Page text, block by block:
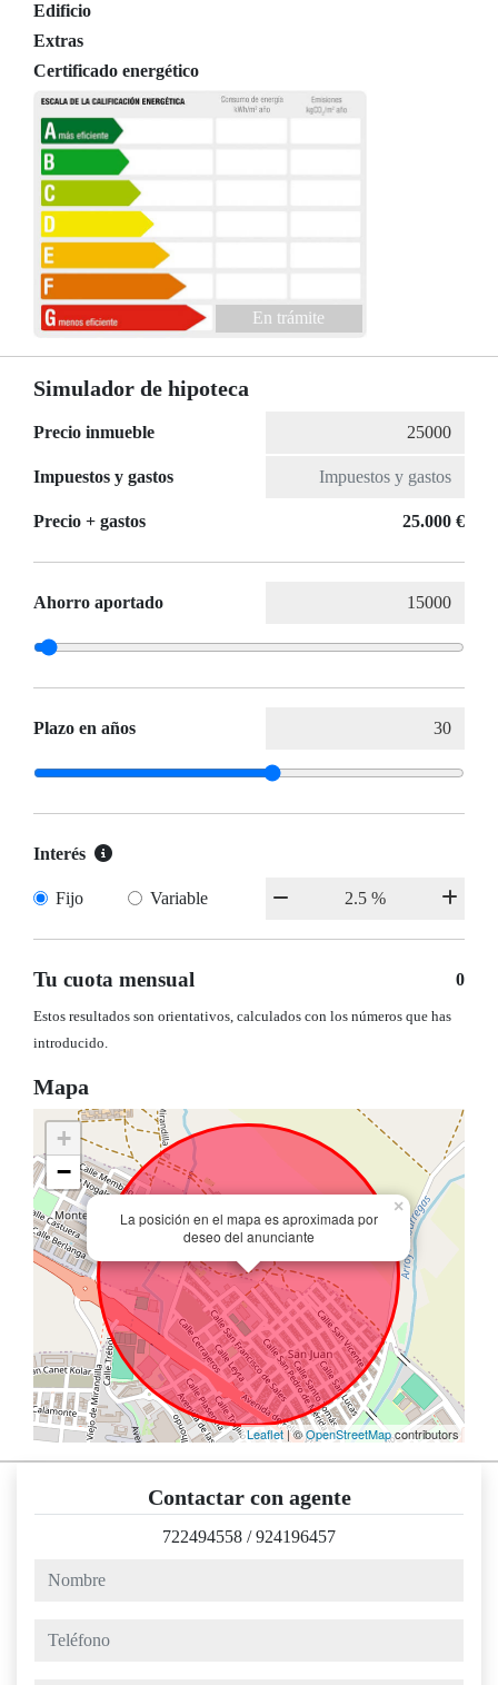
Edificio
Extras
Certificado energético
En trámite
Simulador de hipoteca
Precio inmueble
Impuestos y gastos
Precio + gastos 25.000 €
Ahorro aportado
Plazo en años
Interés
Fijo Variable
Tu cuota mensual 0
Estos resultados son orientativos, calculados con los números que has
introducido.
Mapa
La posición en el mapa es aproximada por
deseo del anunciante
×
+
−
Leaflet| ©OpenStreetMapcontributors
Contactar con agente
722494558 /924196457
nombre
teléfono